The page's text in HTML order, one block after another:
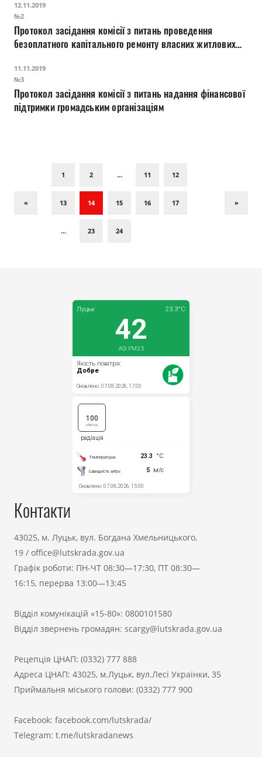
12.11.2019
№2
Протокол засідання комісії з питань проведення
безоплатного капітального ремонту власних житлових
11.11.2019
№3
Протокол засідання комісії з питань надання фінансової
підтримки громадським організаціям
«
1 2 ... 11 12
13 14 15 16 17
... 23 24
»
Контакти
43025, м. Луцьк, вул. Богдана Хмельницького,
19 / office@lutskrada.gov.ua
Графік роботи: ПН-ЧТ 08:30—17:30, ПТ 08:30—
16:15, перерва 13:00—13:45
Відділ комунікацій «15-80»: 0800101580
Відділ звернень громадян: scargy@lutskrada.gov.ua
Рецепція ЦНАП: (0332) 777 888
Адреса ЦНАП: 43025, м.Луцьк, вул.Лесі Українки, 35
Приймальня міського голови: (0332) 777 900
Facebook: facebook.com/lutskrada/
Telegram: t.me/lutskradanews